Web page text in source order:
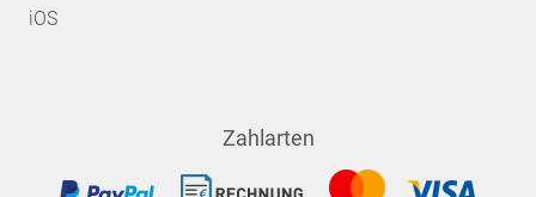
iOS
Zahlarten